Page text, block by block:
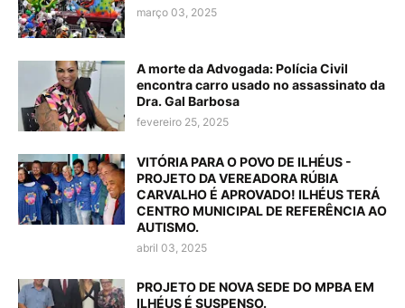
março 03, 2025
A morte da Advogada: Polícia Civil
encontra carro usado no assassinato da
Dra. Gal Barbosa
fevereiro 25, 2025
VITÓRIA PARA O POVO DE ILHÉUS -
PROJETO DA VEREADORA RÚBIA
CARVALHO É APROVADO! ILHÉUS TERÁ
CENTRO MUNICIPAL DE REFERÊNCIA AO
AUTISMO.
abril 03, 2025
PROJETO DE NOVA SEDE DO MPBA EM
ILHÉUS É SUSPENSO.